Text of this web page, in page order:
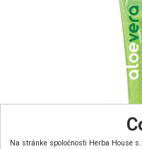
Na stránke spoločnosti Herba House